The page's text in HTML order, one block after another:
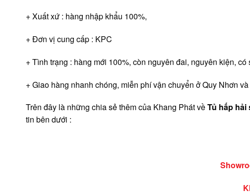
+ Xuất xứ : hàng nhập khẩu 100%,
+ Đơn vị cung cấp : KPC
+ Tình trạng : hàng mới 100%, còn nguyên đai, nguyên kiện, có
+ Giao hàng nhanh chóng, miễn phí vận chuyển ở Quy Nhơn
Trên đây là những chia sẻ thêm của Khang Phát vềTủ hấp hải
tin bên dưới :